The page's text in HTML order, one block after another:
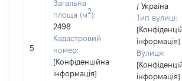
5
Загальна
площа (м2):
2498
Кадастровий
номер:
[Конфіденційна
інформація]
/ Україна
Тип вулиці:
інформація]
Вулиця:
інформація]